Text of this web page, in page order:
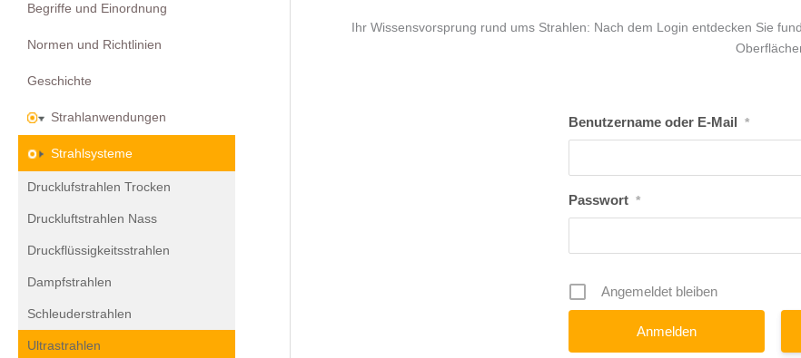
Begriffe und Einordnung
Normen und Richtlinien
Geschichte
Strahlanwendungen
Strahlsysteme
Drucklufstrahlen Trocken
Druckluftstrahlen Nass
Druckflüssigkeitsstrahlen
Dampfstrahlen
Schleuderstrahlen
Ultrastrahlen
Ihr Wissensvorsprung rund ums Strahlen: Nach dem Login entdecken Sie
Benutzername oder E-Mail *
Passwort *
Angemeldet bleiben